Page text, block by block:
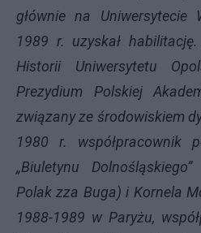
głównie na Uniwersytecie
1989 r. uzyskał
Historii Uniwersytetu
Prezydium Polskiej
związany ze środowiskiem
1980 r. współpracownik
„Biuletynu
Polak zza Buga) i Kornela
1988-1989 w Paryżu,